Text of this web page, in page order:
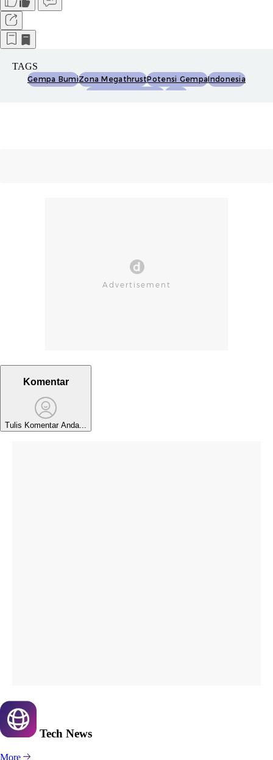
TAGS
Gempa BumiZona MegathrustPotensi GempaIndonesia
Komentar
Tulis Komentar Anda...
Tech News
More